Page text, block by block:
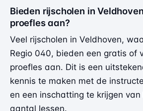
Bieden rijscholen in
proefles aan?
Veel rijscholen in Veldhoven,
Regio 040, bieden een gratis of
proefles aan. Dit is een
kennis te maken met de
en een inschatting te krijgen
aantal lessen.